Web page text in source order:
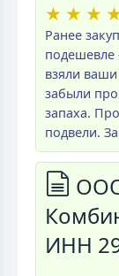
★ ★ ★
Ранее
подешевле
взяли
забыли
запаха.
подвели.
ИНН